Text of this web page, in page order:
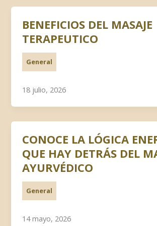
BENEFICIOS DEL MASAJE
TERAPEUTICO
General
18 julio, 2026
CONOCE LA LÓGICA
QUE HAY DETRÁS DEL
AYURVÉDICO
General
14 mayo, 2026